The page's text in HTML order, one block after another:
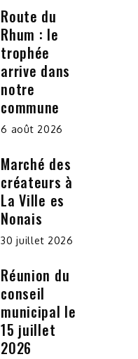
Route du
Rhum : le
trophée
arrive dans
notre
commune
6 août 2026
Marché des
créateurs à
La Ville es
Nonais
30 juillet 2026
Réunion du
conseil
municipal le
15 juillet
2026